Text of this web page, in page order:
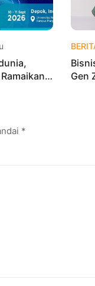
Gen
*